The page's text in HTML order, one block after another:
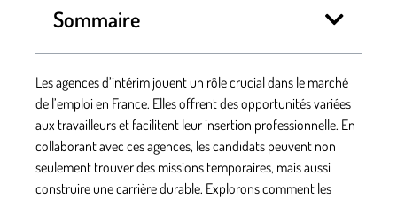
Sommaire
Lesagences d’intérim jouent un rôle crucial dans le marché
de l’emploi en France. Elles offrent des opportunités variées
aux travailleurs et facilitent leur insertion professionnelle. En
collaborant avec ces agences, les candidats peuvent non
seulement trouver des missions temporaires, mais aussi
construire une carrière durable. Explorons comment les